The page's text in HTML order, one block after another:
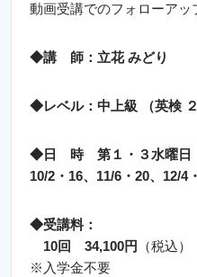
動画受講でのフォローアッ
◆講 師：立花 みどり
◆レベル：中上級 （英検 ２
◆日 時 第１・３水曜日
10/2・16、11/6・20、12/4
◆受講料：
10回 34,100円
（税込）
※入学金不要